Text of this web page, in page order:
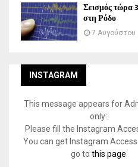
Σεισμός τώρα
στη Ρόδο
7 Αυγούστου
INSTAGRAM
This message appears for
only:
Please fill the Instagram
You can get Instagram
go to this page